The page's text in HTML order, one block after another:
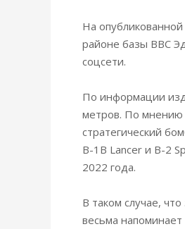
На
районе базы ВВС
соцсети.
По информации
метров. По мнению
стратегический
B-1B Lancer и B-2
2022 года.
В таком случае,
весьма